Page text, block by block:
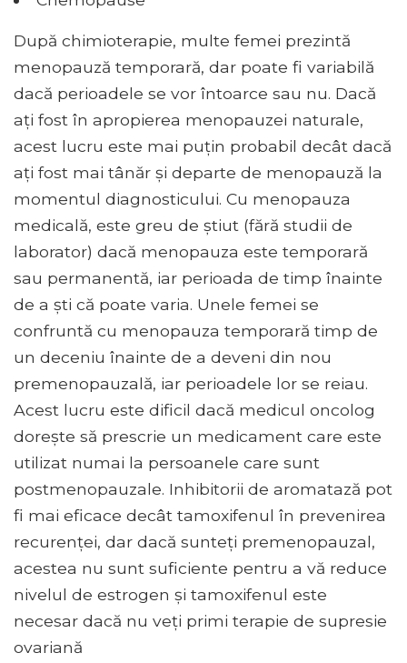
După chimioterapie, multe femei prezintă
menopauză temporară, dar poate fi variabilă
dacă perioadele se vor întoarce sau nu. Dacă
ați fost în apropierea menopauzei naturale,
acest lucru este mai puțin probabil decât dacă
ați fost mai tânăr și departe de menopauză la
momentul diagnosticului. Cu menopauza
medicală, este greu de știut (fără studii de
laborator) dacă menopauza este temporară
sau permanentă, iar perioada de timp înainte
de a ști că poate varia. Unele femei se
confruntă cu menopauza temporară timp de
un deceniu înainte de a deveni din nou
premenopauzală, iar perioadele lor se reiau.
Acest lucru este dificil dacă medicul oncolog
dorește să prescrie un medicament care este
utilizat numai la persoanele care sunt
postmenopauzale. Inhibitorii de aromatază pot
fi mai eficace decât tamoxifenul în prevenirea
recurenței, dar dacă sunteți premenopauzal,
acestea nu sunt suficiente pentru a vă reduce
nivelul de estrogen și tamoxifenul este
necesar dacă nu veți primi terapie de supresie
ovariană